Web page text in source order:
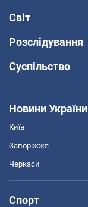
Світ
Розслідування
Суспільство
Новини України
Київ
Запоріжжя
Черкаси
Спорт